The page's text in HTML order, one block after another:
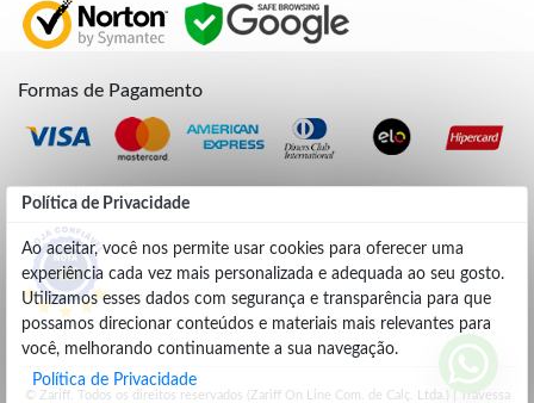
Política de Privacidade
Ao aceitar, você nos permite usar cookies para oferecer uma
experiência cada vez mais personalizada e adequada ao seu gosto.
Utilizamos esses dados com segurança e transparência para que
possamos direcionar conteúdos e materiais mais relevantes para
você, melhorando continuamente a sua navegação.
Política de Privacidade
Formas de Pagamento
Credibilidade
4.9
© Zariff. Todos os direitos reservados (Zariff On Line Com. de Calç. Ltda.) | Travessa